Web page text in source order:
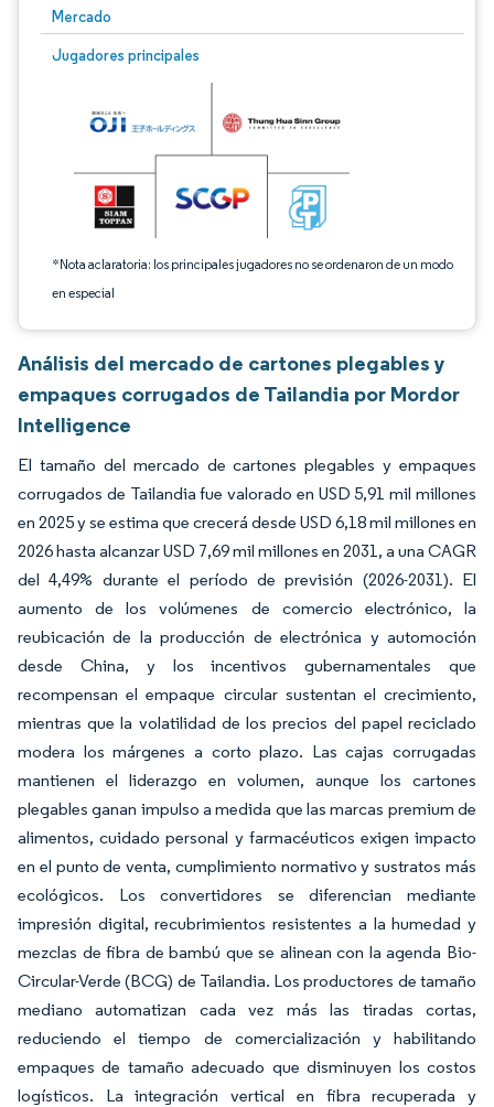
Mercado
Jugadores principales
*Nota aclaratoria: los principales jugadores no se ordenaron de un modo
en especial
Imagen © Mordor Intelligence. El uso requiere atribución según CC BY 4.0.
Análisis del mercado de cartones plegables y
empaques corrugados de Tailandia por Mordor
Intelligence
El tamaño del mercado de cartones plegables y empaques
corrugados de Tailandia fue valorado en USD 5,91 mil millones
en 2025 y se estima que crecerá desde USD 6,18 mil millones en
2026 hasta alcanzar USD 7,69 mil millones en 2031, a una CAGR
del 4,49% durante el período de previsión (2026-2031). El
aumento de los volúmenes de comercio electrónico, la
reubicación de la producción de electrónica y automoción
desde China, y los incentivos gubernamentales que
recompensan el empaque circular sustentan el crecimiento,
mientras que la volatilidad de los precios del papel reciclado
modera los márgenes a corto plazo. Las cajas corrugadas
mantienen el liderazgo en volumen, aunque los cartones
plegables ganan impulso a medida que las marcas premium de
alimentos, cuidado personal y farmacéuticos exigen impacto
en el punto de venta, cumplimiento normativo y sustratos más
ecológicos. Los convertidores se diferencian mediante
impresión digital, recubrimientos resistentes a la humedad y
mezclas de fibra de bambú que se alinean con la agenda Bio-
Circular-Verde (BCG) de Tailandia. Los productores de tamaño
mediano automatizan cada vez más las tiradas cortas,
reduciendo el tiempo de comercialización y habilitando
empaques de tamaño adecuado que disminuyen los costos
logísticos. La integración vertical en fibra recuperada y